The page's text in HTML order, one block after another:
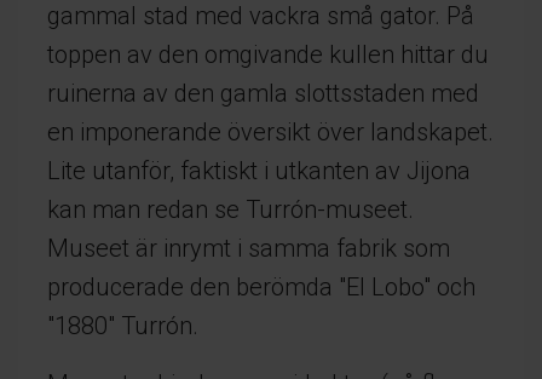
gammal stad med vackra små gator. På
toppen av den omgivande kullen hittar du
ruinerna av den gamla slottsstaden med
en imponerande översikt över landskapet.
Lite utanför, faktiskt i utkanten av Jijona
kan man redan se Turrón-museet.
Museet är inrymt i samma fabrik som
producerade den berömda "El Lobo" och
"1880" Turrón.